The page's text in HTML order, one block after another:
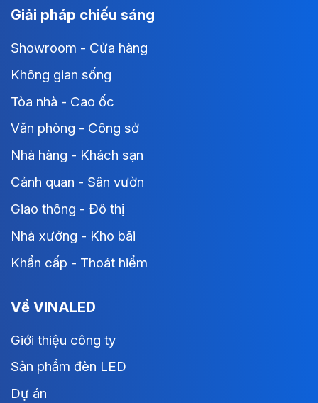
Giải pháp chiếu sáng
Showroom - Cửa hàng
Không gian sống
Tòa nhà - Cao ốc
Văn phòng - Công sở
Nhà hàng - Khách sạn
Cảnh quan - Sân vườn
Giao thông - Đô thị
Nhà xưởng - Kho bãi
Khẩn cấp - Thoát hiểm
Về VINALED
Giới thiệu công ty
Sản phẩm đèn LED
Dự án